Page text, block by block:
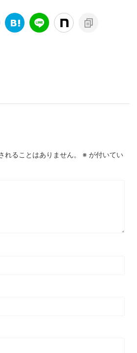
れることはありません。 ※ が付いてい